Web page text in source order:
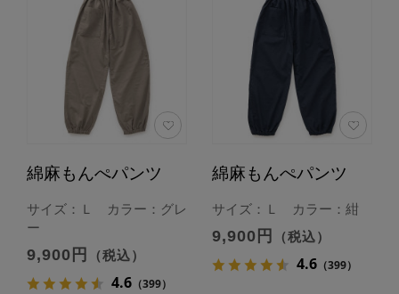
綿麻もんぺパンツ
サイズ：Ｌ カラー：グレ
ー
9,900円 （税込）
4.6（399）
綿麻もんぺパンツ
サイズ：Ｌ カラー：紺
9,900円 （税込）
4.6（399）